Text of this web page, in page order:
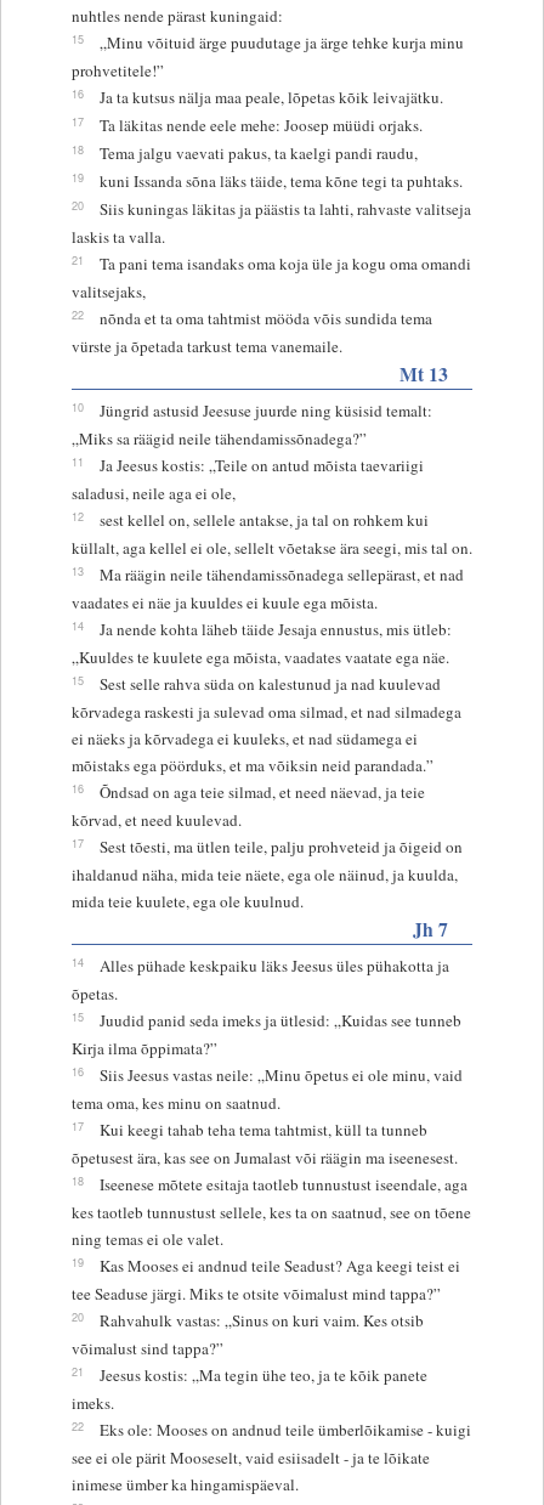
nuhtles nende pärast kuningaid:
15
„Minu võituid ärge puudutage ja ärge tehke kurja minu
prohvetitele!”
16 Ja ta kutsus nälja maa peale, lõpetas kõik leivajätku.
17 Ta läkitas nende eele mehe: Joosep müüdi orjaks.
18 Tema jalgu vaevati pakus, ta kaelgi pandi raudu,
19 kuni Issanda sõna läks täide, tema kõne tegi ta puhtaks.
20
Siis kuningas läkitas ja päästis ta lahti, rahvaste valitseja
laskis ta valla.
21
Ta pani tema isandaks oma koja üle ja kogu oma omandi
valitsejaks,
22
nõnda et ta oma tahtmist mööda võis sundida tema
vürste ja õpetada tarkust tema vanemaile.
Mt 13
10
Jüngrid astusid Jeesuse juurde ning küsisid temalt:
„Miks sa räägid neile tähendamissõnadega?”
11
Ja Jeesus kostis: „Teile on antud mõista taevariigi
saladusi, neile aga ei ole,
12
sest kellel on, sellele antakse, ja tal on rohkem kui
küllalt, aga kellel ei ole, sellelt võetakse ära seegi, mis tal on.
13
Ma räägin neile tähendamissõnadega sellepärast, et nad
vaadates ei näe ja kuuldes ei kuule ega mõista.
14
Ja nende kohta läheb täide Jesaja ennustus, mis ütleb:
„Kuuldes te kuulete ega mõista, vaadates vaatate ega näe.
15
Sest selle rahva süda on kalestunud ja nad kuulevad
kõrvadega raskesti ja sulevad oma silmad, et nad silmadega
ei näeks ja kõrvadega ei kuuleks, et nad südamega ei
mõistaks ega pöörduks, et ma võiksin neid parandada.”
16
Õndsad on aga teie silmad, et need näevad, ja teie
kõrvad, et need kuulevad.
17
Sest tõesti, ma ütlen teile, palju prohveteid ja õigeid on
ihaldanud näha, mida teie näete, ega ole näinud, ja kuulda,
mida teie kuulete, ega ole kuulnud.
Jh 7
14
Alles pühade keskpaiku läks Jeesus üles pühakotta ja
õpetas.
15
Juudid panid seda imeks ja ütlesid: „Kuidas see tunneb
Kirja ilma õppimata?”
16
Siis Jeesus vastas neile: „Minu õpetus ei ole minu, vaid
tema oma, kes minu on saatnud.
17
Kui keegi tahab teha tema tahtmist, küll ta tunneb
õpetusest ära, kas see on Jumalast või räägin ma iseenesest.
18
Iseenese mõtete esitaja taotleb tunnustust iseendale, aga
kes taotleb tunnustust sellele, kes ta on saatnud, see on tõene
ning temas ei ole valet.
19
Kas Mooses ei andnud teile Seadust? Aga keegi teist ei
tee Seaduse järgi. Miks te otsite võimalust mind tappa?”
20
Rahvahulk vastas: „Sinus on kuri vaim. Kes otsib
võimalust sind tappa?”
21
Jeesus kostis: „Ma tegin ühe teo, ja te kõik panete
imeks.
22
Eks ole: Mooses on andnud teile ümberlõikamise - kuigi
see ei ole pärit Mooseselt, vaid esiisadelt - ja te lõikate
inimese ümber ka hingamispäeval.